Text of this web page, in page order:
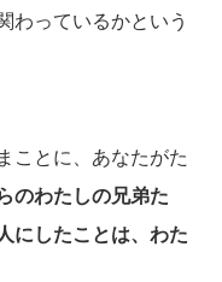
わっているかという
ことに、あなたがた
のわたしの兄弟た
にしたことは、わた